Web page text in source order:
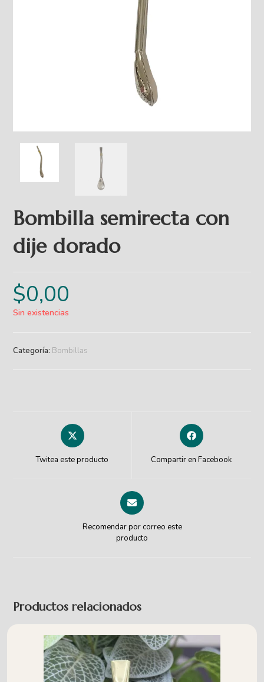
Bombilla semirecta con
dije dorado
$0,00
Sin existencias
Categoría: Bombillas
Twitea este producto Compartir en Facebook
Recomendar por correo este
producto
Productos relacionados